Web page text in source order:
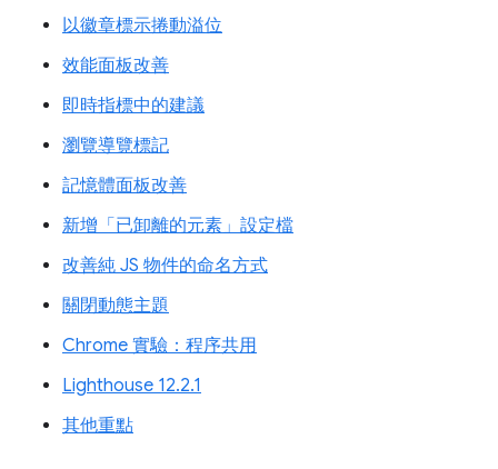
以徽章標示捲動溢位
效能面板改善
即時指標中的建議
瀏覽導覽標記
記憶體面板改善
新增「已卸離的元素」設定檔
改善純 JS 物件的命名方式
關閉動態主題
Chrome 實驗：程序共用
Lighthouse 12.2.1
其他重點